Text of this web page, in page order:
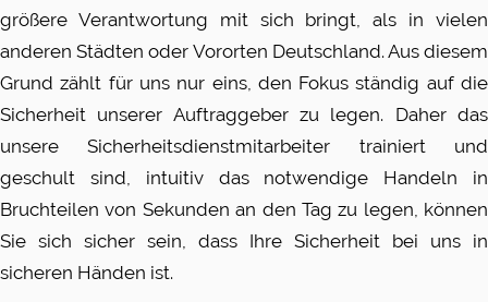
größere Verantwortung mit sich bringt, als in vielen
anderen Städten oder Vororten Deutschland. Aus diesem
Grund zählt für uns nur eins, den Fokus ständig auf die
Sicherheit unserer Auftraggeber zu legen. Daher das
unsere Sicherheitsdienstmitarbeiter trainiert und
geschult sind, intuitiv das notwendige Handeln in
Bruchteilen von Sekunden an den Tag zu legen, können
Sie sich sicher sein, dass Ihre Sicherheit bei uns in
sicheren Händen ist.